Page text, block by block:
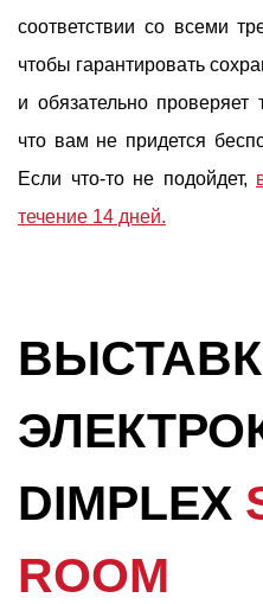
соответствии со всеми
чтобы гарантировать
и обязательно проверяет
что вам не придется
Если что-то не подойдет,
течение 14 дней.
DIMPLEX
ROOM